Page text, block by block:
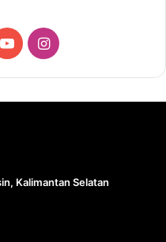
YouTubeInstagram
Kalimantan Selatan